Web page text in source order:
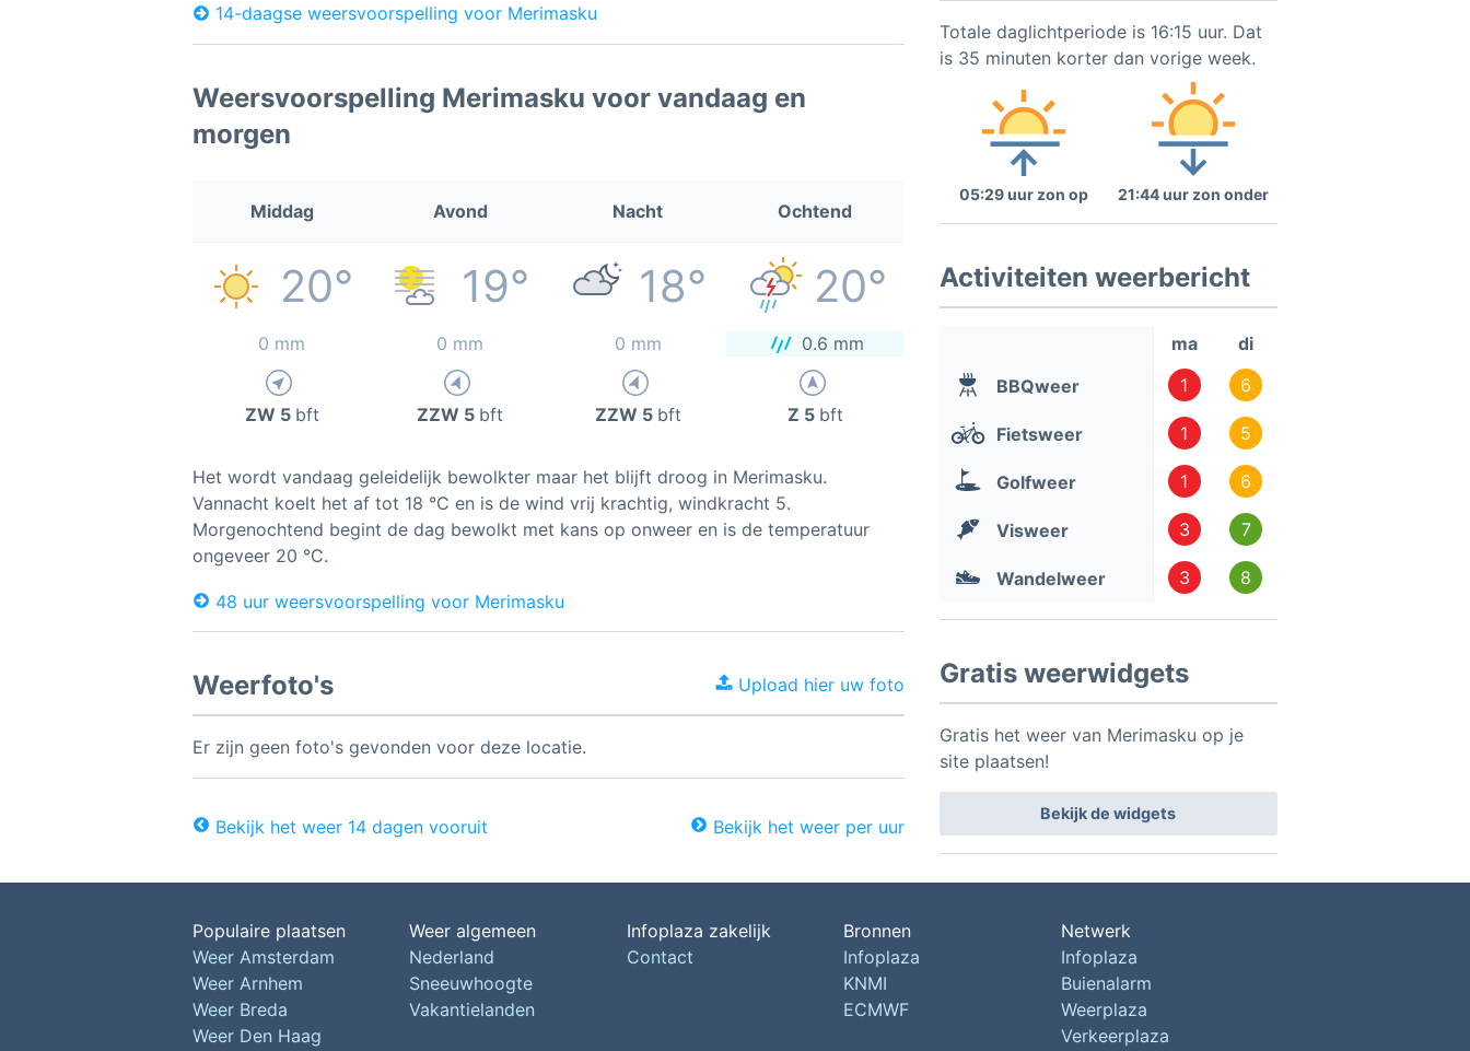
14-daagse weersvoorspelling voor Merimasku
Weersvoorspelling Merimasku voor vandaag en
morgen
Middag Avond Nacht Ochtend
20° 19° 18° 20°
0 mm 0 mm 0 mm 0.6 mm
ZW 5 bft ZZW 5 bft ZZW 5 bft Z 5 bft
Het wordt vandaag geleidelijk bewolkter maar het blijft droog in Merimasku.
Vannacht koelt het af tot 18 °C en is de wind vrij krachtig, windkracht 5.
Morgenochtend begint de dag bewolkt met kans op onweer en is de temperatuur
ongeveer 20 °C.
48 uur weersvoorspelling voor Merimasku
Weerfoto's Upload hier uw foto
Er zijn geen foto's gevonden voor deze locatie.
Bekijk het weer 14 dagen vooruit Bekijk het weer per uur
Totale daglichtperiode is 16:15 uur. Dat
is 35 minuten korter dan vorige week.
05:29 uur zon op 21:44 uur zon onder
Activiteiten weerbericht
ma
di
BBQweer
1 6
Fietsweer 1 5
Golfweer 1 6
Visweer 3 7
Wandelweer 3 8
Gratis weerwidgets
Gratis het weer van Merimasku op je
site plaatsen!
Bekijk de widgets
Populaire plaatsen
Weer Amsterdam
Weer Arnhem
Weer Breda
Weer Den Haag
Weer algemeen
Nederland
Sneeuwhoogte
Vakantielanden
Infoplaza zakelijk
Contact
Bronnen
Infoplaza
KNMI
ECMWF
Netwerk
Infoplaza
Buienalarm
Weerplaza
Verkeerplaza